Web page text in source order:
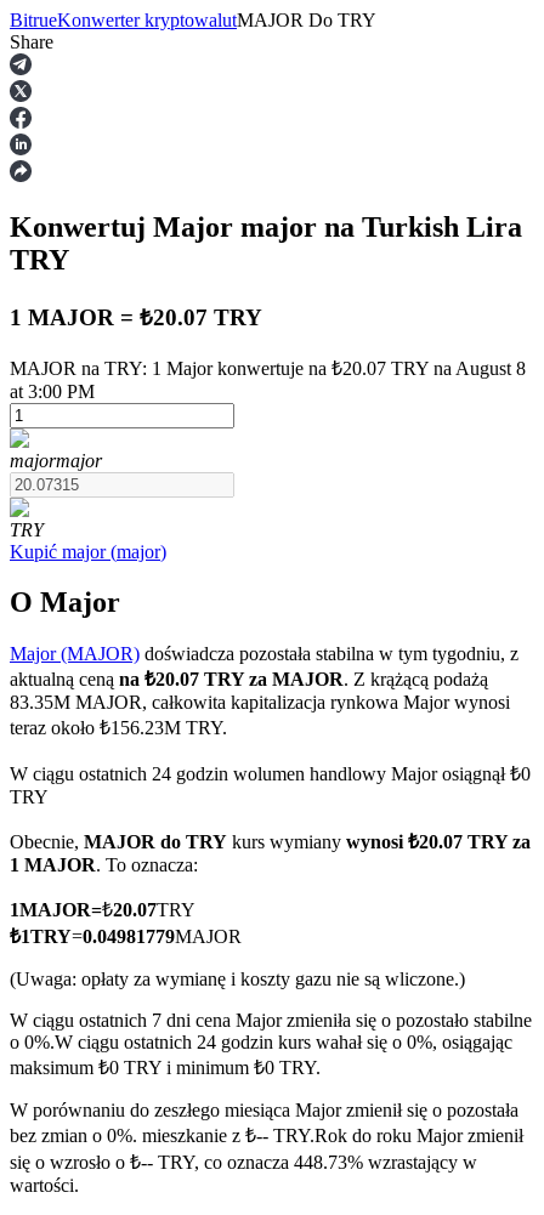
Kontrakty terminowe
Kontrakty terminowe na USDT
Kontrakty futures wykorzystujące USDT jako zabezpieczenie
Kontrakty terminowe COIN-M
Kontrakty terminowe na kryptowaluty
TradFi
towary
Kontrakty futures wykorzystujące USDC jako zabezpieczenie
BitrueKonwerter kryptowalutMAJOR Do TRY
Share
Konwertuj Major major na Turkish Lira
TRY
1 MAJOR = ₺20.07 TRY
MAJOR na TRY: 1 Major konwertuje na ₺20.07 TRY na August 8
at 3:00 PM
majormajor
TRY
Kupić major(major)
O Major
Major (MAJOR) doświadcza pozostała stabilna w tym tygodniu, z
aktualną ceną na ₺20.07 TRY za MAJOR. Z krążącą podażą
83.35M MAJOR, całkowita kapitalizacja rynkowa Major wynosi
teraz około ₺156.23M TRY.
W ciągu ostatnich 24 godzin wolumen handlowy Major osiągnął ₺0
TRY
Obecnie, MAJOR do TRY kurs wymiany wynosi ₺20.07 TRY za
1 MAJOR. To oznacza:
1MAJOR=₺20.07TRY
₺1TRY=0.04981779MAJOR
(Uwaga: opłaty za wymianę i koszty gazu nie są wliczone.)
W ciągu ostatnich 7 dni cena Major zmieniła się o pozostało stabilne
o 0%.W ciągu ostatnich 24 godzin kurs wahał się o 0%, osiągając
maksimum ₺0 TRY i minimum ₺0 TRY.
W porównaniu do zeszłego miesiąca Major zmienił się o pozostała
bez zmian o 0%. mieszkanie z ₺-- TRY.Rok do roku Major zmienił
się o wzrosło o ₺-- TRY, co oznacza 448.73% wzrastający w
wartości.